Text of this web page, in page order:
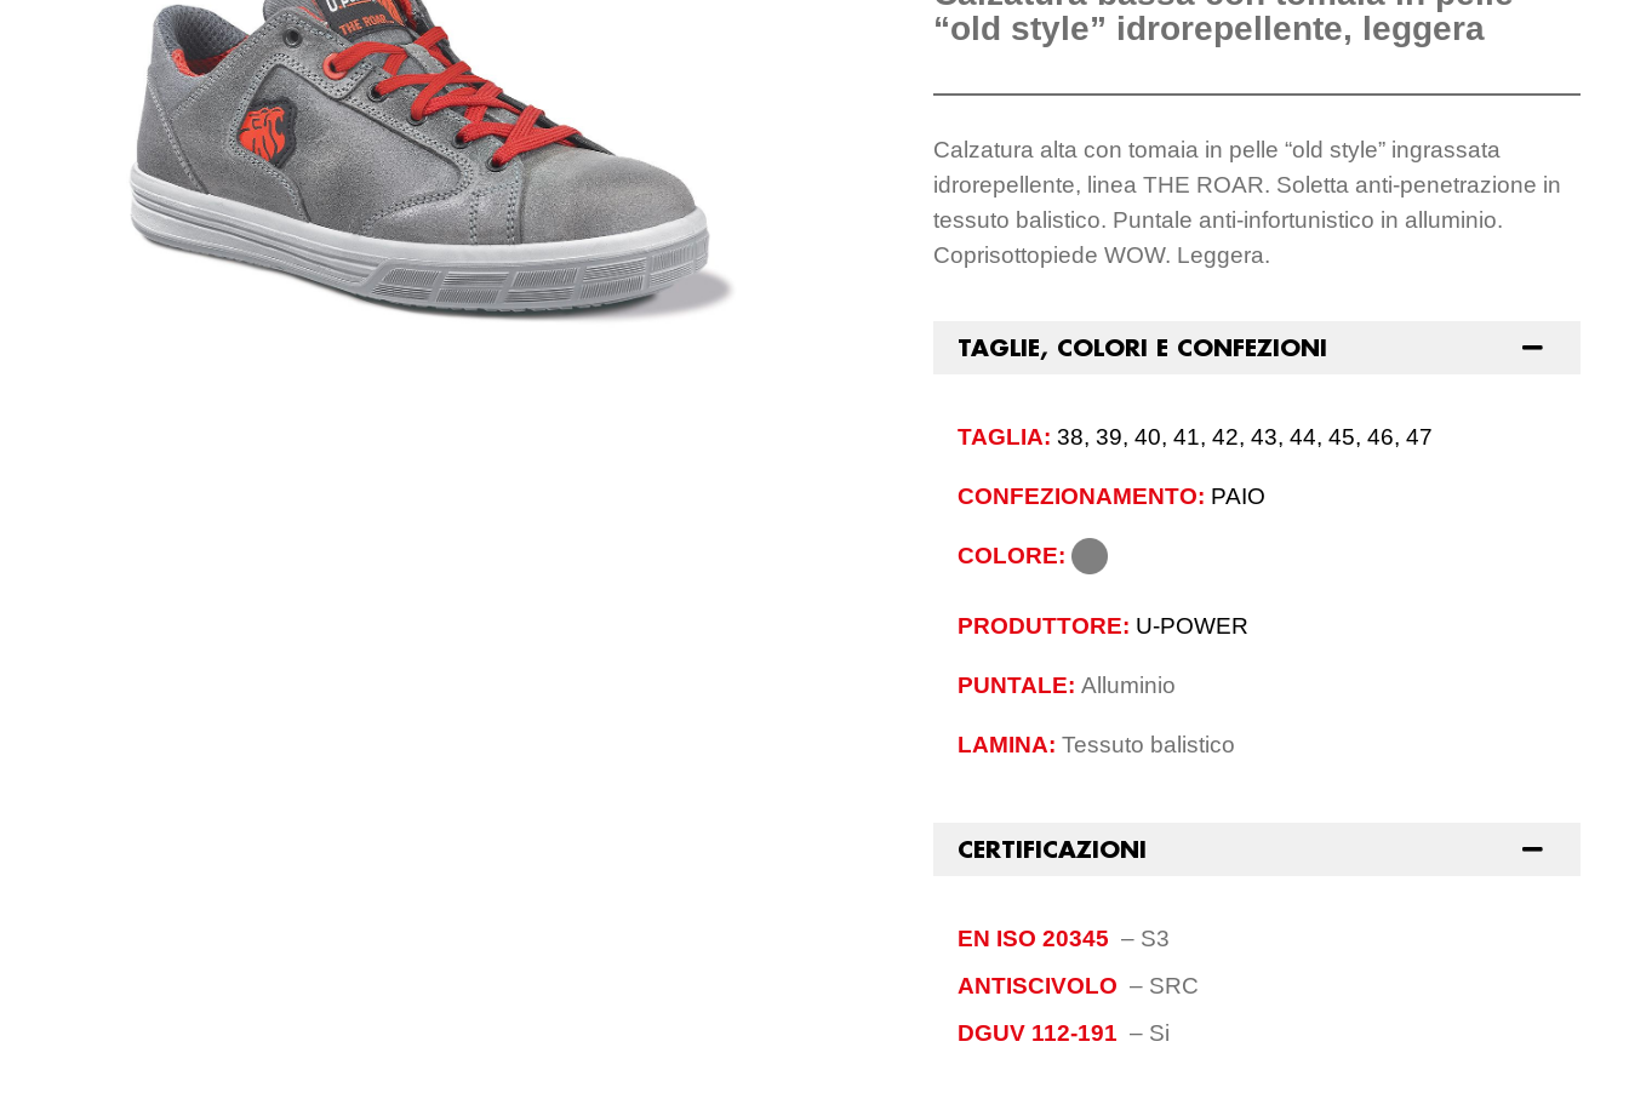
“old style” idrorepellente, leggera
Calzatura alta con tomaia in pelle “old style” ingrassata
idrorepellente, linea THE ROAR. Soletta anti-penetrazione in
tessuto balistico. Puntale anti-infortunistico in alluminio.
Coprisottopiede WOW. Leggera.
TAGLIE, COLORI E CONFEZIONI
TAGLIA: 38, 39, 40, 41, 42, 43, 44, 45, 46, 47
CONFEZIONAMENTO: PAIO
COLORE:
PRODUTTORE: U-POWER
PUNTALE: Alluminio
LAMINA: Tessuto balistico
CERTIFICAZIONI
EN ISO 20345 – S3
ANTISCIVOLO – SRC
DGUV 112-191 – Si